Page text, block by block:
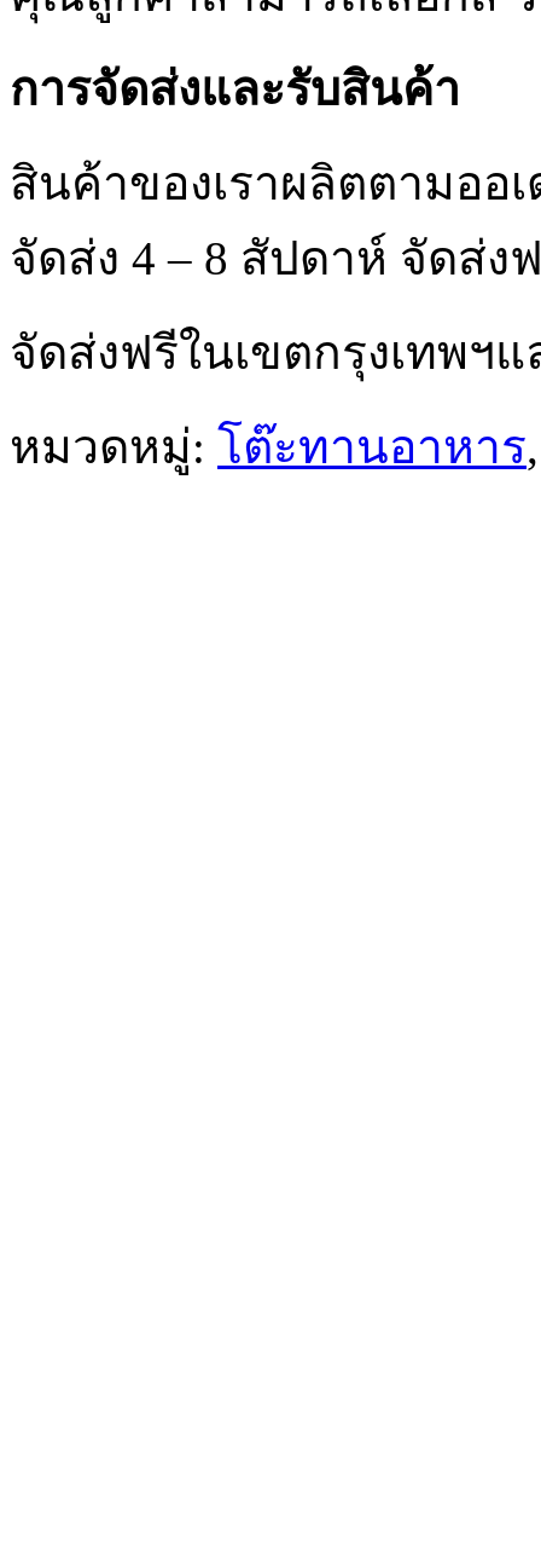
การจัดส่งและรับสินค้า
สินค้าของเราผลิตตามออ
จัดส่ง 4 – 8 สัปดาห์ จัดส่
จัดส่งฟรีในเขตกรุงเทพฯ
หมวดหมู่: โต๊ะทานอาหาร